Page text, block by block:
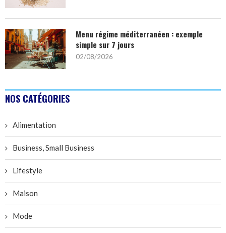
Menu régime méditerranéen : exemple
simple sur 7 jours
02/08/2026
NOS CATÉGORIES
Alimentation
Business, Small Business
Lifestyle
Maison
Mode